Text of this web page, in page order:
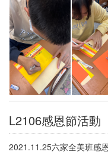
CA001加拿大遊
UK001英國遊學團
L001活動暨講座
L001活動暨講座
L2106感恩節活動
2021.11.25六家全美班感